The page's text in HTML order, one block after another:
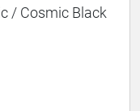
/ Cosmic Black